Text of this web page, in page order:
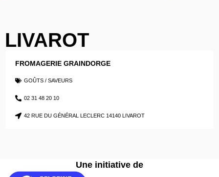
LIVAROT
FROMAGERIE GRAINDORGE
GOÛTS / SAVEURS
02 31 48 20 10
42 RUE DU GÉNÉRAL LECLERC 14140 LIVAROT
Une initiative de